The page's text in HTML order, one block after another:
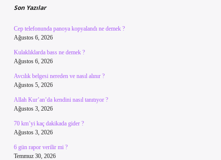
Son Yazılar
Cep telefonunda panoya kopyalandı ne demek ?
Ağustos 6, 2026
Kulaklıklarda bass ne demek ?
Ağustos 6, 2026
Avcılık belgesi nereden ve nasıl alınır ?
Ağustos 5, 2026
Allah Kur’an’da kendini nasıl tanıtıyor ?
Ağustos 3, 2026
70 km’yi kaç dakikada gider ?
Ağustos 3, 2026
6 gün rapor verilir mi ?
Temmuz 30, 2026